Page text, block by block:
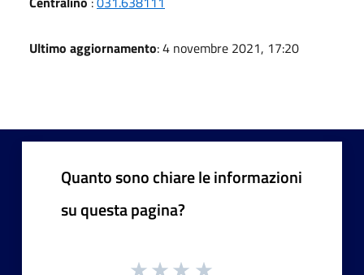
Ultimo aggiornamento: 4 novembre 2021, 17:20
Quanto sono chiare le informazioni
su questa pagina?